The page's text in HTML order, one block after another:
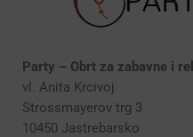
Party – Obrt za zabavne i
vl. Anita Krcivoj
Strossmayerov trg 3
10450 Jastrebarsko